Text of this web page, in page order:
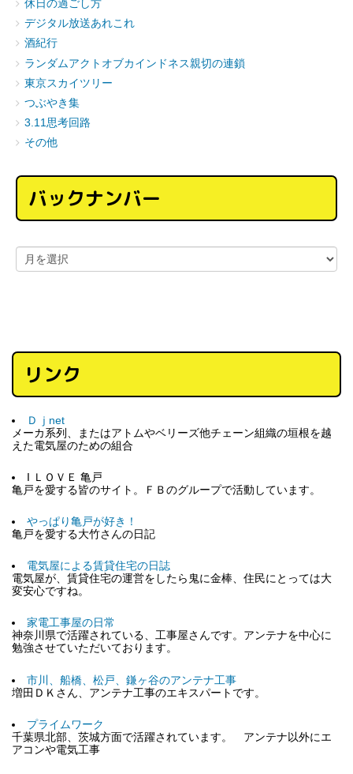
休日の過ごし方
デジタル放送あれこれ
酒紀行
ランダムアクトオブカインドネス親切の連鎖
東京スカイツリー
つぶやき集
3.11思考回路
その他
バックナンバー
リンク
Ｄｊnet
メーカ系列、またはアトムやベリーズ他チェーン組織の垣根を越
えた電気屋のための組合
I ＬＯＶＥ 亀戸
亀戸を愛する皆のサイト。ＦＢのグループで活動しています。
やっぱり亀戸が好き！
亀戸を愛する大竹さんの日記
電気屋による賃貸住宅の日誌
電気屋が、賃貸住宅の運営をしたら鬼に金棒、住民にとっては大
変安心ですね。
家電工事屋の日常
神奈川県で活躍されている、工事屋さんです。アンテナを中心に
勉強させていただいております。
市川、船橋、松戸、鎌ヶ谷のアンテナ工事
増田ＤＫさん、アンテナ工事のエキスパートです。
プライムワーク
千葉県北部、茨城方面で活躍されています。 アンテナ以外にエ
アコンや電気工事